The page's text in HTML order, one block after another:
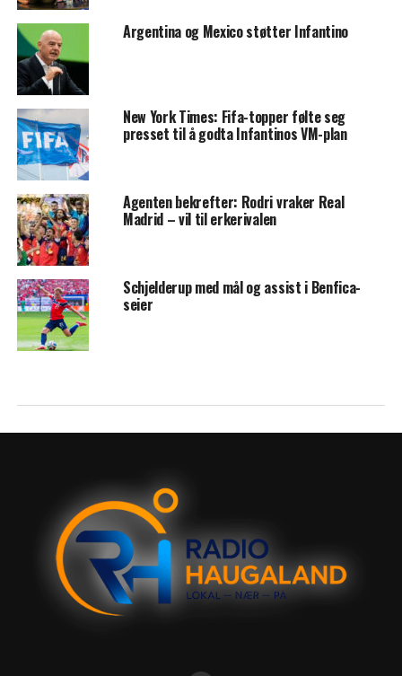
Argentina og Mexico støtter Infantino
New York Times: Fifa-topper følte seg
presset til å godta Infantinos VM-plan
Agenten bekrefter: Rodri vraker Real
Madrid – vil til erkerivalen
Schjelderup med mål og assist i Benfica-
seier